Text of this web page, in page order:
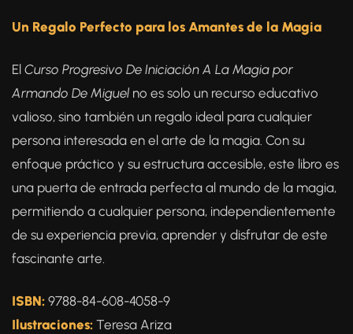
Un Regalo Perfecto para los Amantes de la Magia
El Curso Progresivo De Iniciación A La Magia por
Armando De Miguel no es solo un recurso educativo
valioso, sino también un regalo ideal para cualquier
persona interesada en el arte de la magia. Con su
enfoque práctico y su estructura accesible, este libro es
una puerta de entrada perfecta al mundo de la magia,
permitiendo a cualquier persona, independientemente
de su experiencia previa, aprender y disfrutar de este
fascinante arte.
ISBN: 9788-84-608-4058-9
Ilustraciones: Teresa Ariza